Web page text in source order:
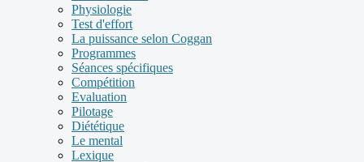
Physiologie
Test d'effort
La puissance selon Coggan
Programmes
Séances spécifiques
Compétition
Evaluation
Pilotage
Diététique
Le mental
Lexique